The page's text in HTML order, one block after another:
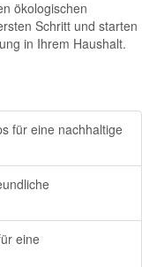
ökologischen
Schritt und starten
in Ihrem Haushalt.
für eine nachhaltige
eine